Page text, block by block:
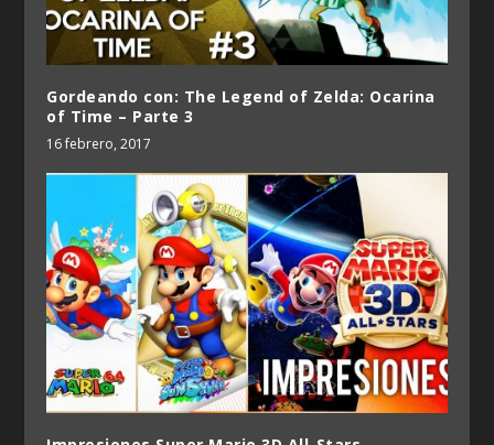
Gordeando con: The Legend of Zelda: Ocarina
of Time – Parte 3
16 febrero, 2017